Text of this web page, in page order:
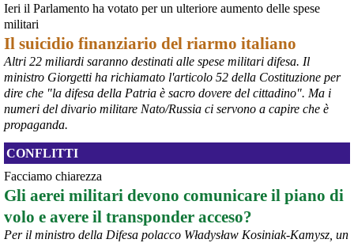
@peacelink
6/8/2026 21:36
giornalerossoblu.it/ex-ilva-sc
Nel tavolo convocato al Ministero delle Imprese e del Made in Italy,
il Governo ha annunciato l’intenzione di predisporre un
provvedimento straordinario per attenuare le conseguenze
economiche e sociali dello stop dell’area a caldo, invitando le
rappresentanze del territorio a presentare proposte operative.
#ILVA #Taranto
Ieri il Parlamento ha votato per un ulteriore aumento delle spese
militari
Il suicidio finanziario del riarmo italiano
Altri 22 miliardi saranno destinati alle spese militari difesa. Il
ministro Giorgetti ha richiamato l'articolo 52 della Costituzione per
dire che "la difesa della Patria è sacro dovere del cittadino". Ma i
numeri del divario militare Nato/Russia ci servono a capire che è
propaganda.
CONFLITTI
Facciamo chiarezza
Gli aerei militari devono comunicare il piano di
volo e avere il transponder acceso?
Per il ministro della Difesa polacco Władysław Kosiniak-Kamysz, un